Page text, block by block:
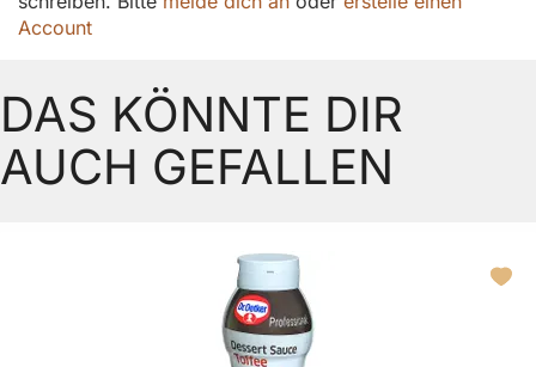
Account
DAS KÖNNTE DIR
AUCH GEFALLEN